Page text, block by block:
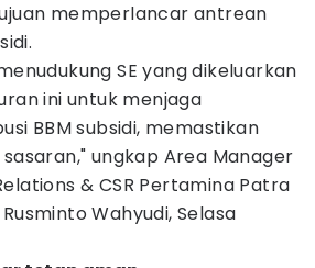
memperlancar antrean
SE yang dikeluarkan
ini untuk menjaga
BBM subsidi, memastikan
ungkap Area Manager
& CSR Pertamina Patra
Wahyudi, Selasa